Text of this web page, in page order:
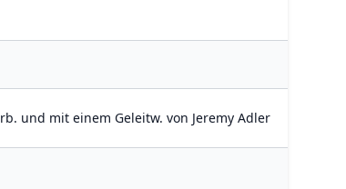
und mit einem Geleitw. von Jeremy Adler